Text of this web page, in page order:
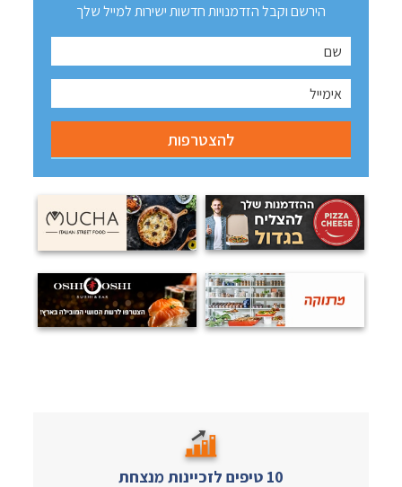
הירשם וקבל הזדמנויות חדשות ישירות למייל שלך
10 טיפים לזכיינות מנצחת